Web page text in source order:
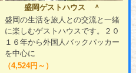
盛岡ゲストハウス ＾
盛岡の生活を旅人との交流と一緒
に楽しむゲストハウスです。２０
１６年から外国人バックパッカー
を中心に
（4,524円～）